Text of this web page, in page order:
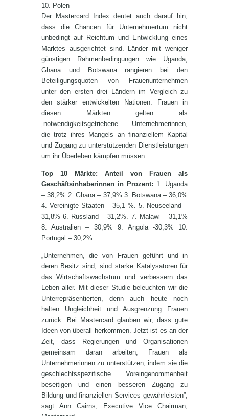
10. Polen
Der Mastercard Index deutet auch darauf hin,
dass die Chancen für Unternehmertum nicht
unbedingt auf Reichtum und Entwicklung eines
Marktes ausgerichtet sind. Länder mit weniger
günstigen Rahmenbedingungen wie Uganda,
Ghana und Botswana rangieren bei den
Beteiligungsquoten von Frauenunternehmen
unter den ersten drei Ländern im Vergleich zu
den stärker entwickelten Nationen. Frauen in
diesen Märkten gelten als
„notwendigkeitsgetriebene” Unternehmerinnen,
die trotz ihres Mangels an finanziellem Kapital
und Zugang zu unterstützenden Dienstleistungen
um ihr Überleben kämpfen müssen.
Top 10 Märkte: Anteil von Frauen als
Geschäftsinhaberinnen in Prozent: 1. Uganda
– 38,2% 2. Ghana – 37,9% 3. Botswana – 36,0%
4. Vereinigte Staaten – 35,1 %. 5. Neuseeland –
31,8% 6. Russland – 31,2%. 7. Malawi – 31,1%
8. Australien – 30,9% 9. Angola -30,3% 10.
Portugal – 30,2%.
„Unternehmen, die von Frauen geführt und in
deren Besitz sind, sind starke Katalysatoren für
das Wirtschaftswachstum und verbessern das
Leben aller. Mit dieser Studie beleuchten wir die
Unterrepräsentierten, denn auch heute noch
halten Ungleichheit und Ausgrenzung Frauen
zurück. Bei Mastercard glauben wir, dass gute
Ideen von überall herkommen. Jetzt ist es an der
Zeit, dass Regierungen und Organisationen
gemeinsam daran arbeiten, Frauen als
Unternehmerinnen zu unterstützen, indem sie die
geschlechtsspezifische Voreingenommenheit
beseitigen und einen besseren Zugang zu
Bildung und finanziellen Services gewährleisten”,
sagt Ann Cairns, Executive Vice Chairman,